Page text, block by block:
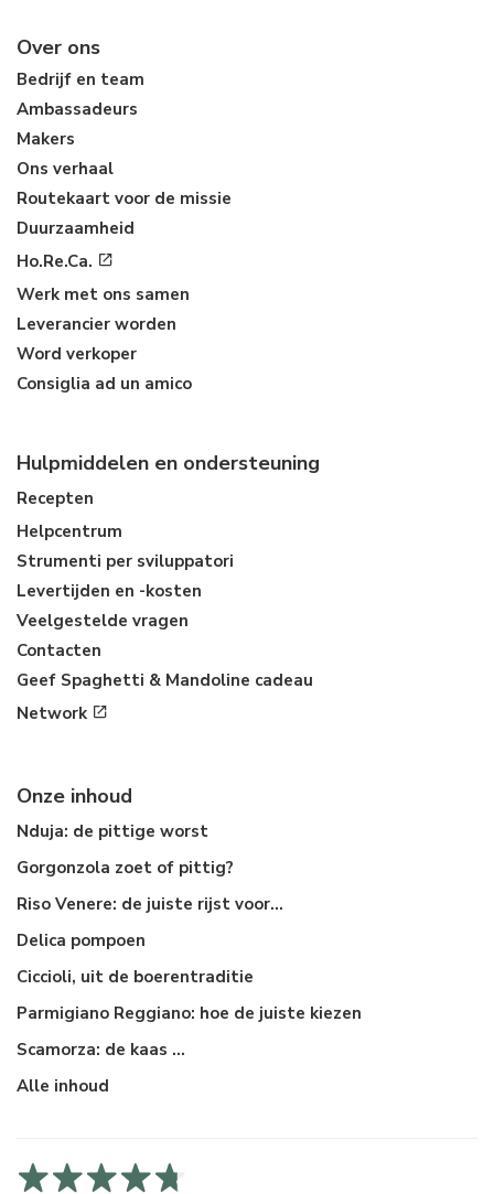
Over ons
Bedrijf en team
Ambassadeurs
Makers
Ons verhaal
Routekaart voor de missie
Duurzaamheid
Ho.Re.Ca.
Werk met ons samen
Leverancier worden
Word verkoper
Consiglia ad un amico
Hulpmiddelen en ondersteuning
Recepten
Helpcentrum
Strumenti per sviluppatori
Levertijden en -kosten
Veelgestelde vragen
Contacten
Geef Spaghetti & Mandoline cadeau
Network
Onze inhoud
Nduja: de pittige worst
Gorgonzola zoet of pittig?
Riso Venere: de juiste rijst voor...
Delica pompoen
Ciccioli, uit de boerentraditie
Parmigiano Reggiano: hoe de juiste kiezen
Scamorza: de kaas ...
Alle inhoud